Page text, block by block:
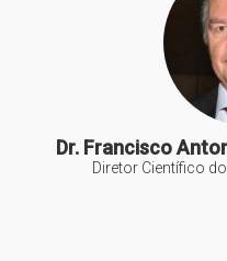
Dr. Francisco
Diretor Científico